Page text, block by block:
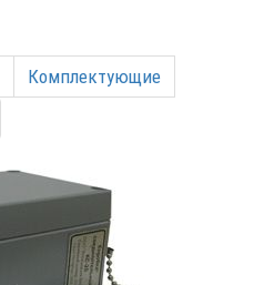
Комплектующие